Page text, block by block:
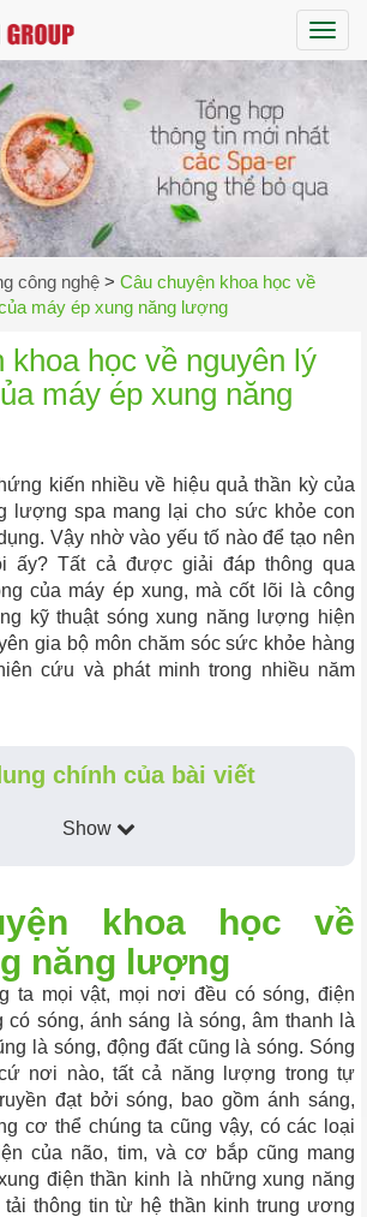
công nghệ > Câu chuyện khoa học về
máy ép xung năng lượng
khoa học về nguyên lý
máy ép xung năng
kiến nhiều về hiệu quả thần kỳ của
lượng spa mang lại cho sức khỏe con
Vậy nhờ vào yếu tố nào để tạo nên
ấy? Tất cả được giải đáp thông qua
của máy ép xung, mà cốt lõi là công
kỹ thuật sóng xung năng lượng hiện
gia bộ môn chăm sóc sức khỏe hàng
cứu và phát minh trong nhiều năm
chính của bài viết
Show
khoa học về
năng lượng
ta mọi vật, mọi nơi đều có sóng, điện
có sóng, ánh sáng là sóng, âm thanh là
là sóng, động đất cũng là sóng. Sóng
nơi nào, tất cả năng lượng trong tự
đạt bởi sóng, bao gồm ánh sáng,
cơ thể chúng ta cũng vậy, có các loại
của não, tim, và cơ bắp cũng mang
điện thần kinh là những xung năng
tải thông tin từ hệ thần kinh trung ương